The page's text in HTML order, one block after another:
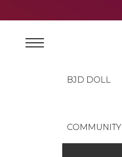
BJD DOLL
COMMUNITY